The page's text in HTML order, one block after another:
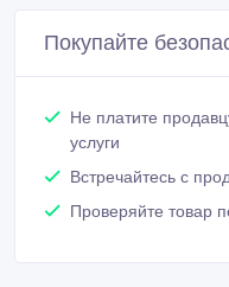
Покупайте
Не платите
услуги
Встречайтесь с
Проверяйте товар